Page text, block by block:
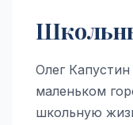
Олег
маленьком
школьную